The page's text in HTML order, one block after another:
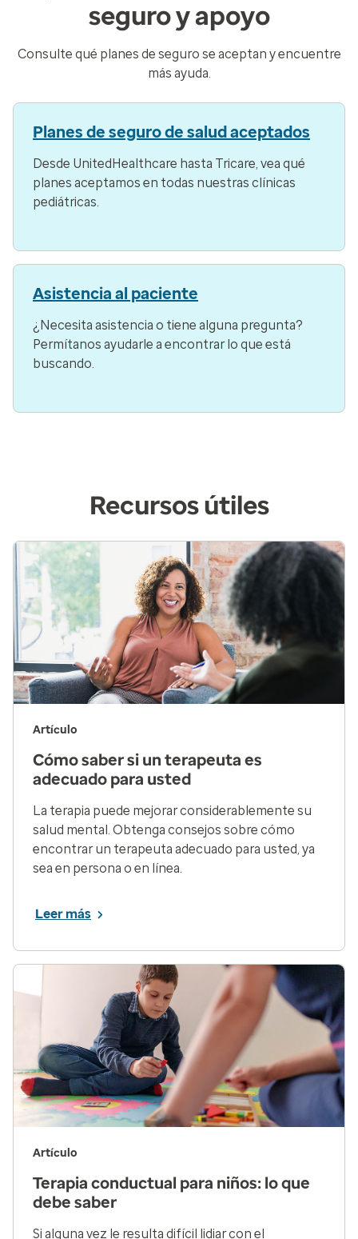
seguro y apoyo
Consulte qué planes de seguro se aceptan y encuentre
más ayuda.
Planes de seguro de salud aceptados
Desde UnitedHealthcare hasta Tricare, vea qué
planes aceptamos en todas nuestras clínicas
pediátricas.
Asistencia al paciente
¿Necesita asistencia o tiene alguna pregunta?
Permítanos ayudarle a encontrar lo que está
buscando.
Recursos útiles
Artículo
Cómo saber si un terapeuta es
adecuado para usted
La terapia puede mejorar considerablemente su
salud mental. Obtenga consejos sobre cómo
encontrar un terapeuta adecuado para usted, ya
sea en persona o en línea.
Leer más
Artículo
Terapia conductual para niños: lo que
debe saber
Si alguna vez le resulta difícil lidiar con el